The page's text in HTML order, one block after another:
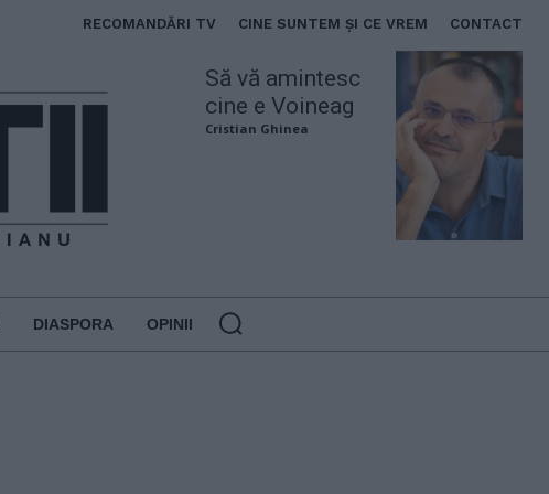
RECOMANDĂRI TV CINE SUNTEM ȘI CE VREM CONTACT
Să vă amintesc
cine e Voineag
Cristian Ghinea
DIASPORA OPINII